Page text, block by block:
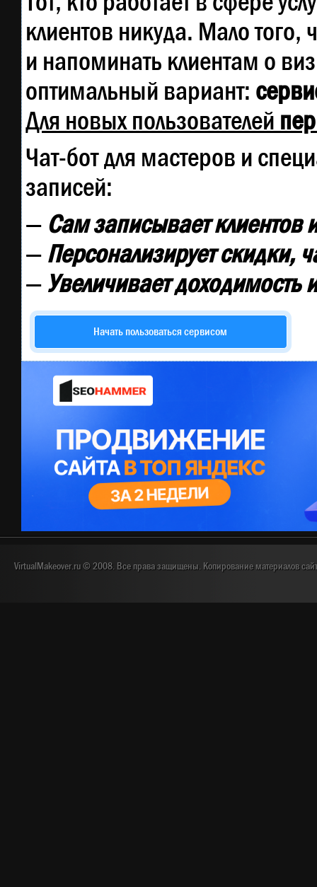
клиентов никуда. Мало того,
и напоминать клиентам о
оптимальный вариант:
Для новых пользователей
Чат-бот для мастеров и
записей:
— Сам записывает клиентов
— Персонализирует скидки,
— Увеличивает доходимость
Начать пользоваться сервисом
VirtualMakeover.ru © 2008. Все права защищены. Копирование материалов